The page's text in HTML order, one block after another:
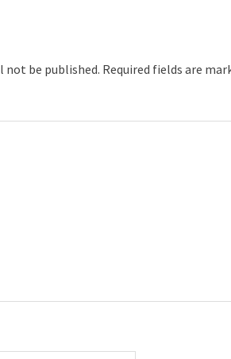
not be published. Required fields are